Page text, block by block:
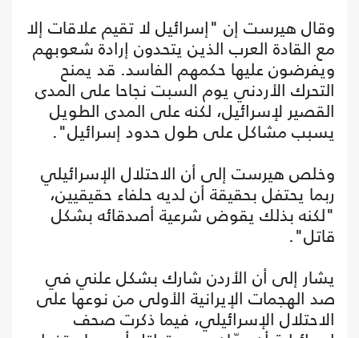
وقال هيرست إن "إسرائيل لا تقيم علاقات إلا
مع القادة العرب الذين يتحدون إرادة شعوبهم
ويفرضون عليها حكمهم الفاسد. قد يمنح
التحرك الأردني يوم السبت نجاحا على المدى
القصير لإسرائيل، لكنه على المدى الطويل
يسبب مشاكل على طول حدود إسرائيل".
وخلص هيرست إلى أن الاحتلال الإسرائيلي
ربما يحتفل بحقيقة أن لديه حلفاء حقيقيين،
"لكنه بذلك يقوض شرعية أصدقائه بشكل
قاتل".
يشار إلى أن الأردن شارك بشكل علني في
صد الهجمات الإيرانية الأولى من نوعها على
الاحتلال الإسرائيلي، فيما ذكرت صحف